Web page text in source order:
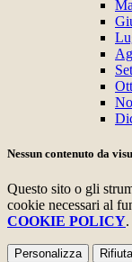
Nessun contenuto da
Questo sito o gli
cookie necessari al
COOKIE POLICY.
Personalizza